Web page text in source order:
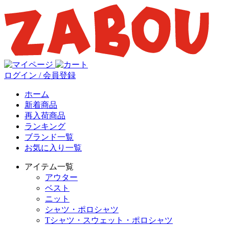
ログイン / 会員登録
ホーム
新着商品
再入荷商品
ランキング
ブランド一覧
お気に入り一覧
アイテム一覧
アウター
ベスト
ニット
シャツ・ポロシャツ
Tシャツ・スウェット・ポロシャツ